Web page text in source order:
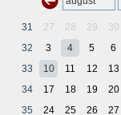
31 27 28 29 30
32
3 4 5 6
33
10 11 12 13
34
17 18 19 20
35
24 25 26 27